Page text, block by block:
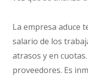
La empresa aduce
salario de los
atrasos y en
proveedores. Es